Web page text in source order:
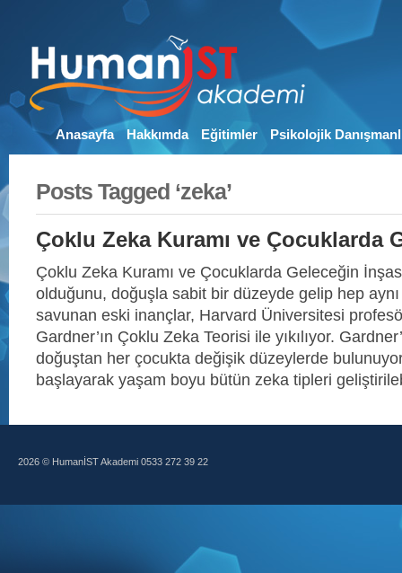
Anasayfa Hakkımda Eğitimler Psikolojik
Posts Tagged ‘zeka’
Çoklu Zeka Kuramı ve Çocuklarda
Çoklu Zeka Kuramı ve Çocuklarda Geleceğin
olduğunu, doğuşla sabit bir düzeyde gelip hep aynı
savunan eski inançlar, Harvard Üniversitesi
Gardner’ın Çoklu Zeka Teorisi ile yıkılıyor.
doğuştan her çocukta değişik düzeylerde
başlayarak yaşam boyu bütün zeka tipleri
2026 © HumanİST Akademi 0533 272 39 22